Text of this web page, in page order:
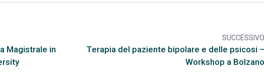
Magistrale in
SUCCESSIVO
Terapia del paziente bipolare e delle psicosi –
Workshop a Bolzano